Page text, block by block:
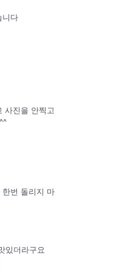
니다
사진을 안찍고
한번 돌리지 마
있더라구요